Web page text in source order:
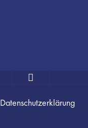
Datenschutzerklärung